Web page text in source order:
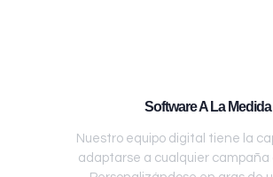
Software A La Medida
Nuestro equipo digital tiene la
adaptarse a cualquier campaña